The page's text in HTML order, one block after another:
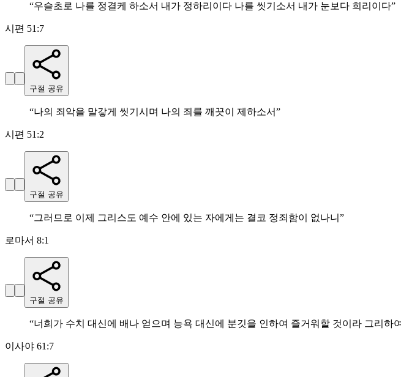
“우슬초로 나를 정결케 하소서 내가 정하리이다 나를 씻기소서 내가 눈보다 희리이다”
시편 51:7
구절 공유
“나의 죄악을 말갛게 씻기시며 나의 죄를 깨끗이 제하소서”
시편 51:2
구절 공유
“그러므로 이제 그리스도 예수 안에 있는 자에게는 결코 정죄함이 없나니 ”
로마서 8:1
구절 공유
“너희가 수치 대신에 배나 얻으며 능욕 대신에 분깃을 인하여 즐거워할 것이라 그리하
이사야 61:7